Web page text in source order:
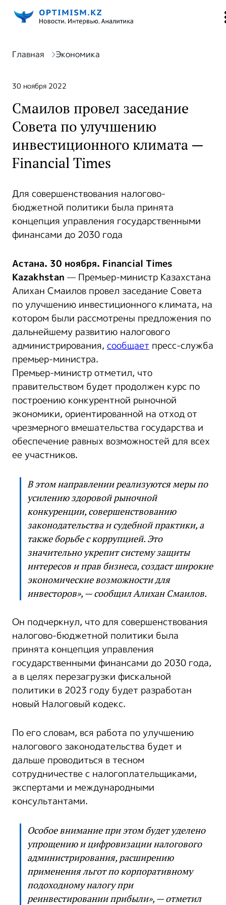
Главная Экономика
30 ноября 2022
Смаилов провел заседание
Совета по улучшению
инвестиционного климата —
Financial Times
Для совершенствования налогово-
бюджетной политики была принята
концепция управления государственными
финансами до 2030 года
Астана. 30 ноября. Financial Times
Kazakhstan — Премьер-министр Казахстана
Алихан Смаилов провел заседание Совета
по улучшению инвестиционного климата, на
котором были рассмотрены предложения по
дальнейшему развитию налогового
администрирования, сообщает пресс-служба
премьер-министра.
Премьер-министр отметил, что
правительством будет продолжен курс по
построению конкурентной рыночной
экономики, ориентированной на отход от
чрезмерного вмешательства государства и
обеспечение равных возможностей для всех
ее участников.
В этом направлении реализуются меры по
усилению здоровой рыночной
конкуренции, совершенствованию
законодательства и судебной практики, а
также борьбе с коррупцией. Это
значительно укрепит систему защиты
интересов и прав бизнеса, создаст широкие
экономические возможности для
инвесторов», — сообщил Алихан Смаилов.
Он подчеркнул, что для совершенствования
налогово-бюджетной политики была
принята концепция управления
государственными финансами до 2030 года,
а в целях перезагрузки фискальной
политики в 2023 году будет разработан
новый Налоговый кодекс.
По его словам, вся работа по улучшению
налогового законодательства будет и
дальше проводиться в тесном
сотрудничестве с налогоплательщиками,
экспертами и международными
консультантами.
Особое внимание при этом будет уделено
упрощению и цифровизации налогового
администрирования, расширению
применения льгот по корпоративному
подоходному налогу при
реинвестировании прибыли», — отметил